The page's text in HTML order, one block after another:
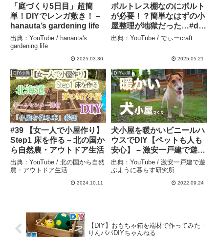
「庭づくり5日目」超簡
単！DIYでレンガ敷き！ –
hanauta’s gardening life
出典：YouTube / hanauta's
gardening life
2025.03.30
ボルトレス棚なのにボルト
が必要！？簡単なはずの小
屋整理が地獄だった…#diy
#棚 #ボルトレスラック #山
出典：YouTube / でぃーcraft
2025.05.21
DIY小屋
#39 【女一人で小屋作り】
Step1 床を作る – 北の国か
ら自然農・アウトドア生活
出典：YouTube / 北の国から自然
農・アウトドア生活
2024.10.11
DIY小屋
犬小屋を暖かいビニールハ
ウスでDIY【ペットも人も
安心】 – 激安一戸建で遊ぶ
ように暮らす研究所
出典：YouTube / 激安一戸建で遊
ぶように暮らす研究所
2022.09.24
【DIY】おもちゃ箱を端材で作ってみた –
りんパパDIYちゃんねる